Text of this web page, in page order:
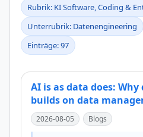
Rubrik: KI Software, Coding &
Unterrubrik: Datenengineering
Einträge: 97
AI is as data does:
builds on data
2026-08-05 Blogs